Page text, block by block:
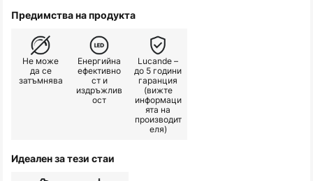
Предимства на продукта
Не може
да се
затъмнява
Енергийна
ефективно
ст и
издръжлив
ост
Lucande –
до 5 години
гаранция
(вижте
информаци
ята на
производит
еля)
Идеален за тези стаи